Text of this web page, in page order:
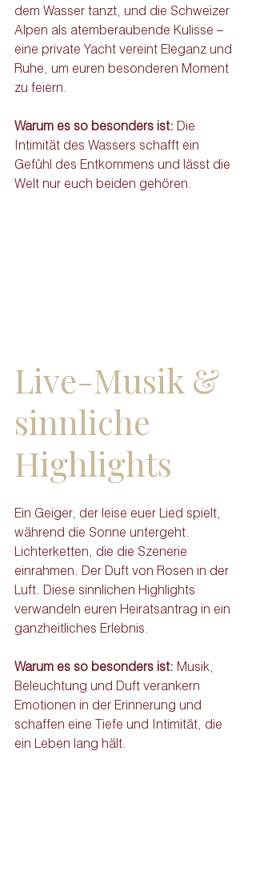
dem Wasser tanzt, und die Schweizer
Alpen als atemberaubende Kulisse –
eine private Yacht vereint Eleganz und
Ruhe, um euren besonderen Moment
zu feiern.
Warum es so besonders ist: Die
Intimität des Wassers schafft ein
Gefühl des Entkommens und lässt die
Welt nur euch beiden gehören.
Live-Musik &
sinnliche
Highlights
Ein Geiger, der leise euer Lied spielt,
während die Sonne untergeht.
Lichterketten, die die Szenerie
einrahmen. Der Duft von Rosen in der
Luft. Diese sinnlichen Highlights
verwandeln euren Heiratsantrag in ein
ganzheitliches Erlebnis.
Warum es so besonders ist: Musik,
Beleuchtung und Duft verankern
Emotionen in der Erinnerung und
schaffen eine Tiefe und Intimität, die
ein Leben lang hält.